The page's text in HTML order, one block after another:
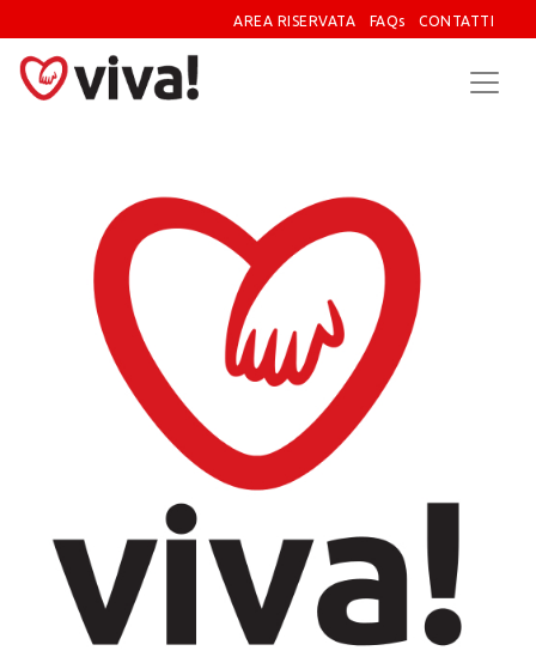
AREA RISERVATA FAQs CONTATTI